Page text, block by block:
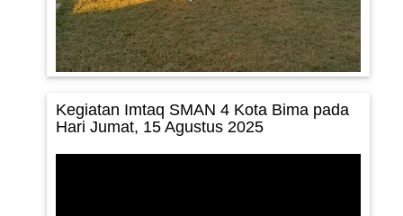
Kegiatan Imtaq SMAN 4 Kota Bima pada
Hari Jumat, 15 Agustus 2025